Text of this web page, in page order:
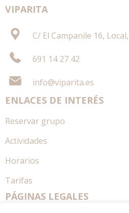
r
a
i
v
e
:
VIPARITA
C/ El Campanile 16,
691 14 27 42
info@viparita.es
ENLACES DE INTERÉS
Reservar grupo
Actividades
Horarios
Tarifas
PÁGINAS LEGALES